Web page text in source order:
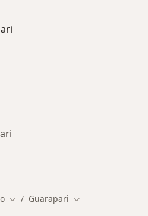
Mudar de cidade
Guarapari Mudar de cidade